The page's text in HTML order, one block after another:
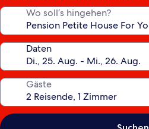
Wo soll’s hingehen?
Daten
Gäste